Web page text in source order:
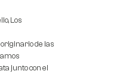
Los
de las
junto con el